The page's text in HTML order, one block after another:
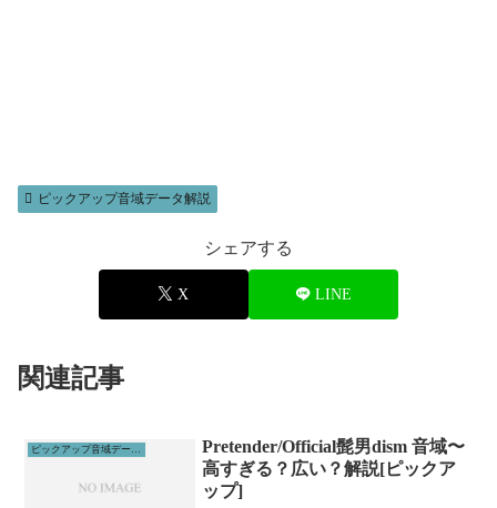
ピックアップ音域データ解説
シェアする
X LINE
関連記事
ピックアップ音域データ解説
Pretender/Official髭男dism 音域〜
高すぎる？広い？解説[ピックア
ップ]